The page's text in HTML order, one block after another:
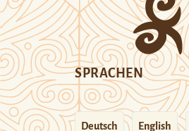
SPRACHEN
Deutsch English